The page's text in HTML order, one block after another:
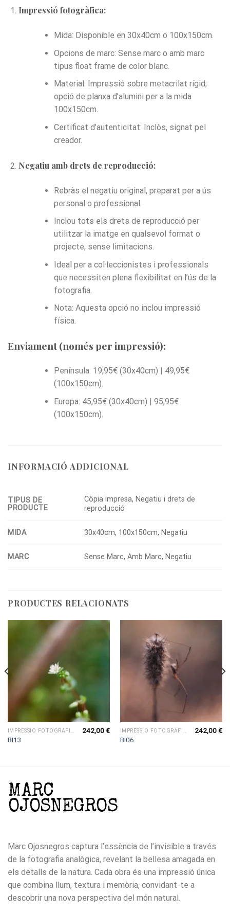
Impressió fotogràfica:
Mida: Disponible en 30x40cm o 100x150cm.
Opcions de marc: Sense marc o amb marc
tipus float frame de color blanc.
Material: Impressió sobre metacrilat rígid;
opció de planxa d’alumini per a la mida
100x150cm.
Certificat d’autenticitat: Inclòs, signat pel
creador.
Negatiu amb drets de reproducció:
Rebràs el negatiu original, preparat per a ús
personal o professional.
Inclou tots els drets de reproducció per
utilitzar la imatge en qualsevol format o
projecte, sense limitacions.
Ideal per a col·leccionistes i professionals
que necessiten plena flexibilitat en l’ús de la
fotografia.
Nota: Aquesta opció no inclou impressió
física.
Enviament (només per impressió):
Península: 19,95€ (30x40cm) | 49,95€
(100x150cm).
Europa: 45,95€ (30x40cm) | 95,95€
(100x150cm).
INFORMACIÓ ADDICIONAL
TIPUS DE
PRODUCTE
Còpia impresa, Negatiu i drets de
reproducció
MIDA 30x40cm, 100x150cm, Negatiu
MARC Sense Marc, Amb Marc, Negatiu
PRODUCTES RELACIONATS
BI13
242,00€
BI06
242,00€
Marc Ojosnegros captura l’essència de l’invisible a través
de la fotografia analògica, revelant la bellesa amagada en
els detalls de la natura. Cada obra és una impressió única
que combina llum, textura i memòria, convidant-te a
descobrir una nova perspectiva del món natural.